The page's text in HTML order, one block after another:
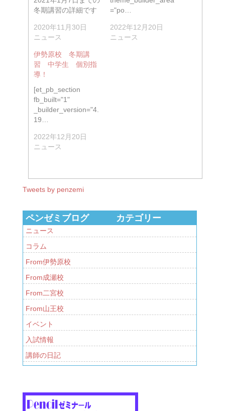
冬期講習の詳細です
2020年11月30日
ニュース
="po…
2022年12月20日
ニュース
伊勢原校 冬期講
習 中学生 個別指
導！
[et_pb_section
fb_built="1"
_builder_version="4.
19…
2022年12月20日
ニュース
Tweets by penzemi
ペンゼミブログ カテゴリー
ニュース
コラム
From伊勢原校
From成瀬校
From二宮校
From山王校
イベント
入試情報
講師の日記